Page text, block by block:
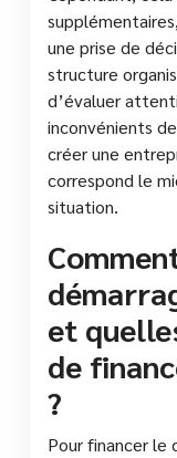
une prise de
structure
d’évaluer
inconvénients
créer une
correspond le
situation.
et
de
?
Pour financer le